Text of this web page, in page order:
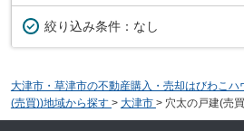
絞り込み条件： なし
大津市・草津市の不動産購入・売却はびわこハ
(売買))地域から探す > 大津市 > 穴太の戸建(売